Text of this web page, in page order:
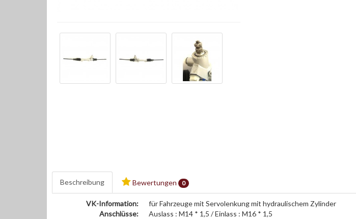
Beschreibung Bewertungen 0
VK-Information:
für Fahrzeuge mit Servolenkung mit hydraulischem Zylinder
Anschlüsse:
Auslass : M14 * 1,5 / Einlass : M16 * 1,5